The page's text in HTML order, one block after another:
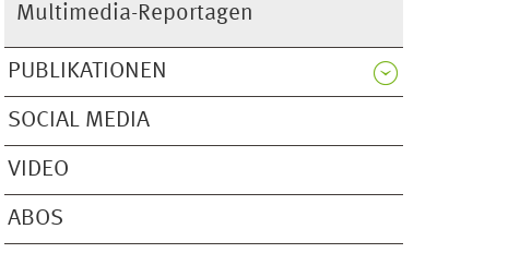
Multimedia-Reportagen
PUBLIKATIONEN
SOCIAL MEDIA
VIDEO
ABOS